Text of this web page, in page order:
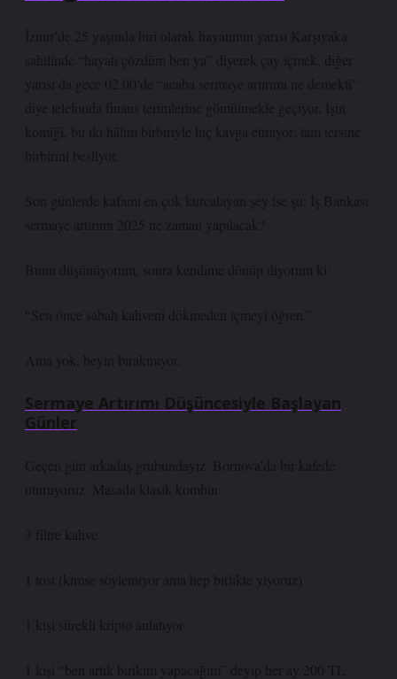
İzmir’de 25 yaşında biri olarak hayatımın yarısı Karşıyaka
sahilinde “hayatı çözdüm ben ya” diyerek çay içmek, diğer
yarısı da gece 02.00’de “acaba sermaye artırımı ne demekti”
diye telefonda finans terimlerine gömülmekle geçiyor. İşin
komiği, bu iki hâlim birbiriyle hiç kavga etmiyor; tam tersine
birbirini besliyor.
Son günlerde kafamı en çok kurcalayan şey ise şu: İş Bankası
sermaye artırımı 2025 ne zaman yapılacak?
Bunu düşünüyorum, sonra kendime dönüp diyorum ki:
“Sen önce sabah kahveni dökmeden içmeyi öğren.”
Ama yok, beyin bırakmıyor.
Sermaye Artırımı Düşüncesiyle Başlayan
Günler
Geçen gün arkadaş grubundayız. Bornova’da bir kafede
oturuyoruz. Masada klasik kombin:
3 filtre kahve
1 tost (kimse söylemiyor ama hep birlikte yiyoruz)
1 kişi sürekli kripto anlatıyor
1 kişi “ben artık birikim yapacağım” deyip her ay 200 TL